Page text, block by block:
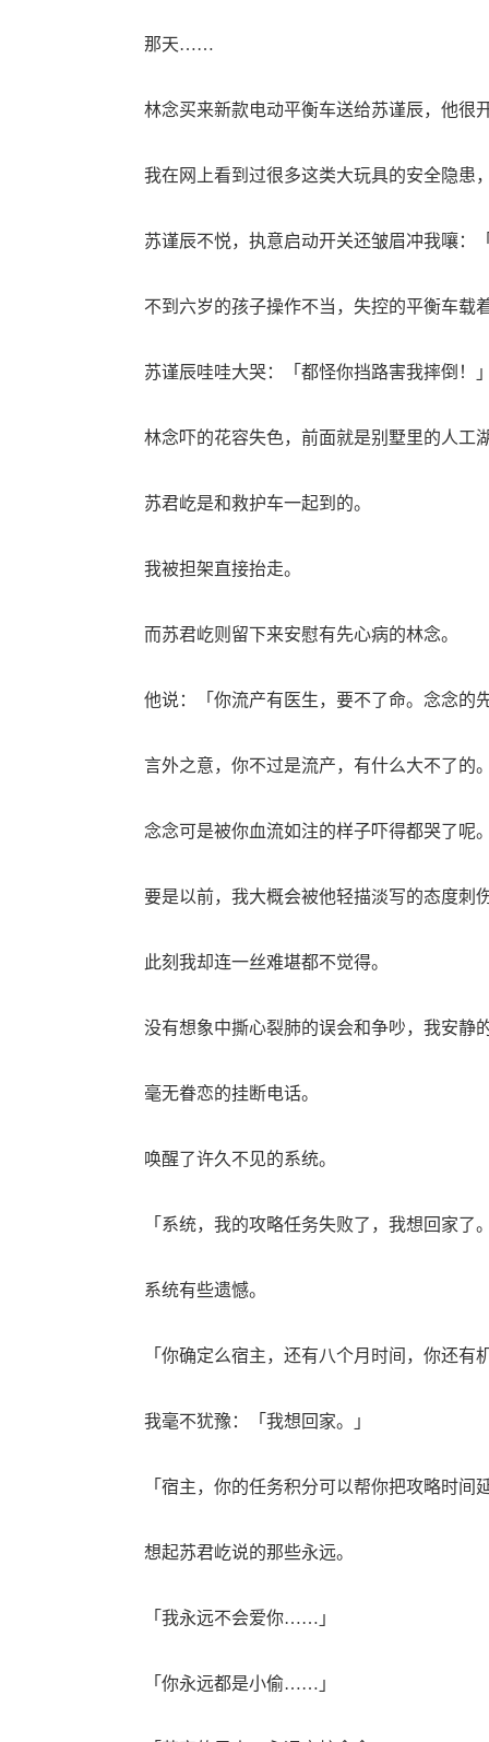
那天……
林念买来新款电动平衡车送给苏谨辰，他很
我在网上看到过很多这类大玩具的安全隐患
苏谨辰不悦，执意启动开关还皱眉冲我嚷：
不到六岁的孩子操作不当，失控的平衡车载
苏谨辰哇哇大哭：「都怪你挡路害我摔倒！
林念吓的花容失色，前面就是别墅里的人工
苏君屹是和救护车一起到的。
我被担架直接抬走。
而苏君屹则留下来安慰有先心病的林念。
他说：「你流产有医生，要不了命。念念的
言外之意，你不过是流产，有什么大不了的
念念可是被你血流如注的样子吓得都哭了呢
要是以前，我大概会被他轻描淡写的态度刺
此刻我却连一丝难堪都不觉得。
没有想象中撕心裂肺的误会和争吵，我安静
毫无眷恋的挂断电话。
唤醒了许久不见的系统。
「系统，我的攻略任务失败了，我想回家了
系统有些遗憾。
「你确定么宿主，还有八个月时间，你还有
我毫不犹豫：「我想回家。」
「宿主，你的任务积分可以帮你把攻略时间
想起苏君屹说的那些永远。
「我永远不会爱你……」
「你永远都是小偷……」